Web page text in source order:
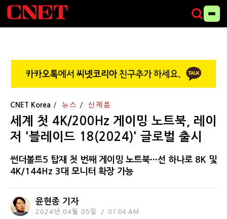
CNET Korea 뉴스 신제품
세계 첫 4K/200Hz 게이밍 노트북, 레이
저 '블레이드 18(2024)' 글로벌 출시
썬더볼트5 탑재 첫 번째 게이밍 노트북···선 하나로 8K 및
4K/144Hz 3대 모니터 확장 가능
윤현종 기자
2024년 04월 05일 01:04 AM